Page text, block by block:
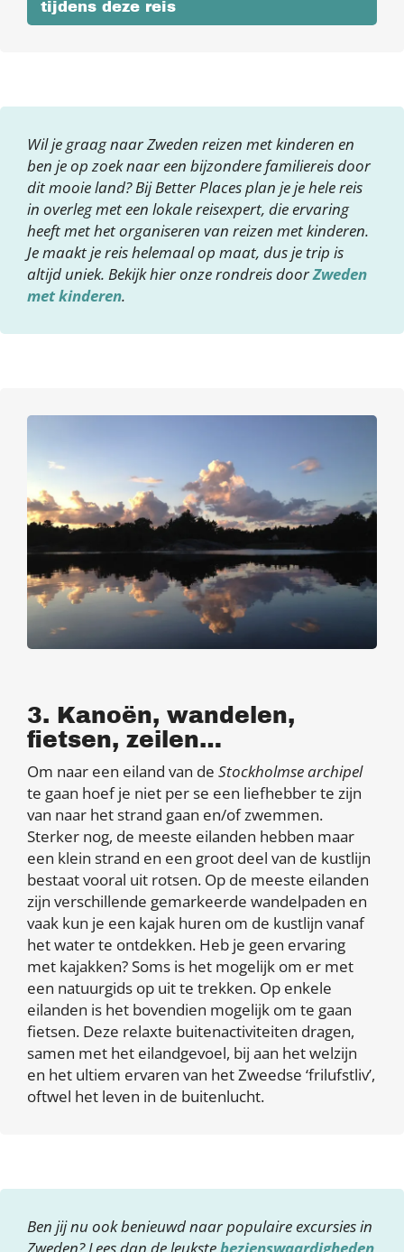
tijdens deze reis
Wil je graag naar Zweden reizen met kinderen en
ben je op zoek naar een bijzondere familiereis door
dit mooie land? Bij Better Places plan je je hele reis
in overleg met een lokale reisexpert, die ervaring
heeft met het organiseren van reizen met kinderen.
Je maakt je reis helemaal op maat, dus je trip is
altijd uniek. Bekijk hier onze rondreis doorZweden
met kinderen.
3. Kanoën, wandelen,
fietsen, zeilen…
Om naar een eiland van de Stockholmse archipel
te gaan hoef je niet per se een liefhebber te zijn
van naar het strand gaan en/of zwemmen.
Sterker nog, de meeste eilanden hebben maar
een klein strand en een groot deel van de kustlijn
bestaat vooral uit rotsen. Op de meeste eilanden
zijn verschillende gemarkeerde wandelpaden en
vaak kun je een kajak huren om de kustlijn vanaf
het water te ontdekken. Heb je geen ervaring
met kajakken? Soms is het mogelijk om er met
een natuurgids op uit te trekken. Op enkele
eilanden is het bovendien mogelijk om te gaan
fietsen. Deze relaxte buitenactiviteiten dragen,
samen met het eilandgevoel, bij aan het welzijn
en het ultiem ervaren van het Zweedse ‘frilufstliv’,
oftwel het leven in de buitenlucht.
Ben jij nu ook benieuwd naar populaire excursies in
Zweden? Lees dan de leukstebezienswaardigheden